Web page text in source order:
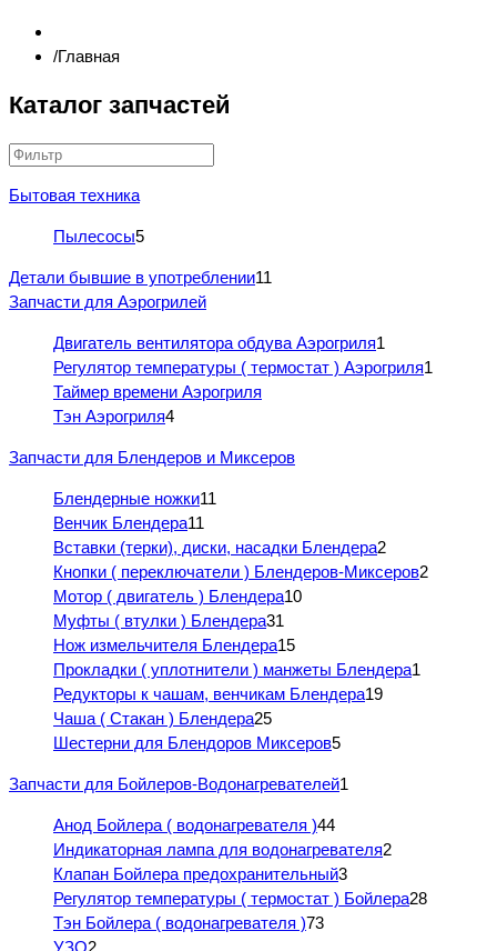
Главная
Каталог запчастей
Бытовая техника
Пылесосы5
Детали бывшие в употреблении11
Запчасти для Аэрогрилей
Двигатель вентилятора обдува Аэрогриля1
Регулятор температуры ( термостат ) Аэрогриля1
Таймер времени Аэрогриля
Тэн Аэрогриля4
Запчасти для Блендеров и Миксеров
Блендерные ножки11
Венчик Блендера11
Вставки (терки), диски, насадки Блендера2
Кнопки ( переключатели ) Блендеров-Миксеров2
Мотор ( двигатель ) Блендера10
Муфты ( втулки ) Блендера31
Нож измельчителя Блендера15
Прокладки ( уплотнители ) манжеты Блендера1
Редукторы к чашам, венчикам Блендера19
Чаша ( Стакан ) Блендера25
Шестерни для Блендоров Миксеров5
Запчасти для Бойлеров-Водонагревателей1
Анод Бойлера ( водонагревателя )44
Индикаторная лампа для водонагревателя2
Клапан Бойлера предохранительный3
Регулятор температуры ( термостат ) Бойлера28
Тэн Бойлера ( водонагревателя )73